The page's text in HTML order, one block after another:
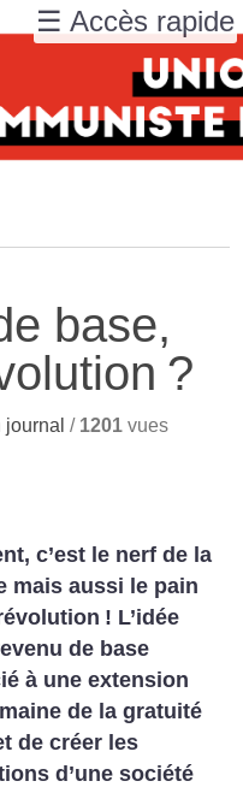
base,
?
/ 1201 vues
c’est le nerf de la
mais aussi le pain
! L’idée
de base
à une extension
de la gratuité
de créer les
d’une société
☰ Accès rapide